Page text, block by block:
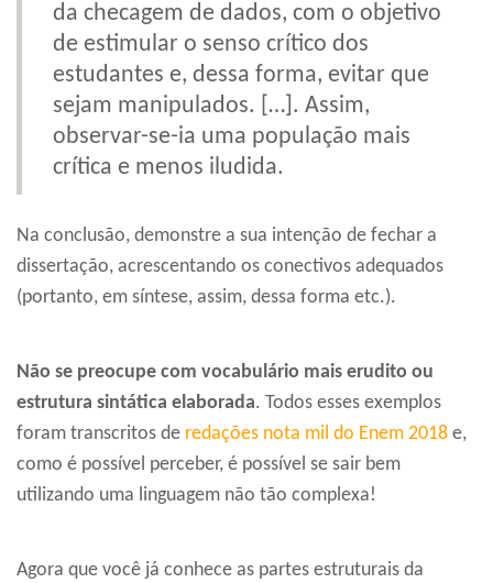
da checagem de dados, com o objetivo
de estimular o senso crítico dos
estudantes e, dessa forma, evitar que
sejam manipulados. […]. Assim,
observar-se-ia uma população mais
crítica e menos iludida.
Na conclusão, demonstre a sua intenção de fechar a
dissertação, acrescentando os conectivos adequados
(portanto, em síntese, assim, dessa forma etc.).
Não se preocupe com vocabulário mais erudito ou
estrutura sintática elaborada. Todos esses exemplos
foram transcritos de redações nota mil do Enem 2018 e,
como é possível perceber, é possível se sair bem
utilizando uma linguagem não tão complexa!
Agora que você já conhece as partes estruturais da